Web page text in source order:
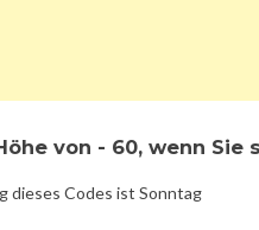
von - 60, wenn
dieses Codes ist Sonntag